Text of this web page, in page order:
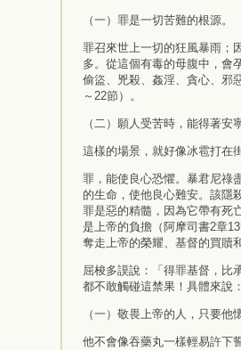
（一）罪是一切苦難的根源。
罪召來世上一切的狂風暴雨；
多。從這個有毒的母腹中，會
偷盜、兇殺、姦淫、貪心、邪
～22節）。
（二）願人受苦時，能得著安
這樣的場景，就好像冰雹打在
罪，能使良心恐懼。暴君尼祿
的生命，使他良心難安。該隱
罪是惡的精髓，因為它帶有死
是上帝的負擔（阿摩司書2章
奪走上帝的榮耀、基督的買贖
屈梭多謨說：「得罪基督，比
都不敢觸碰這禁果！具體來說
（一）敬畏上帝的人，只要
他不會像吞藥丸一樣輕易許下